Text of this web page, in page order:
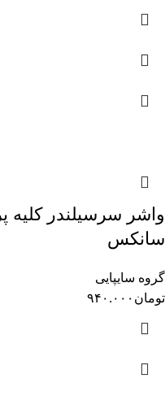
سانکس
گروه سایپایی
تومان ۹۴۰.۰۰۰